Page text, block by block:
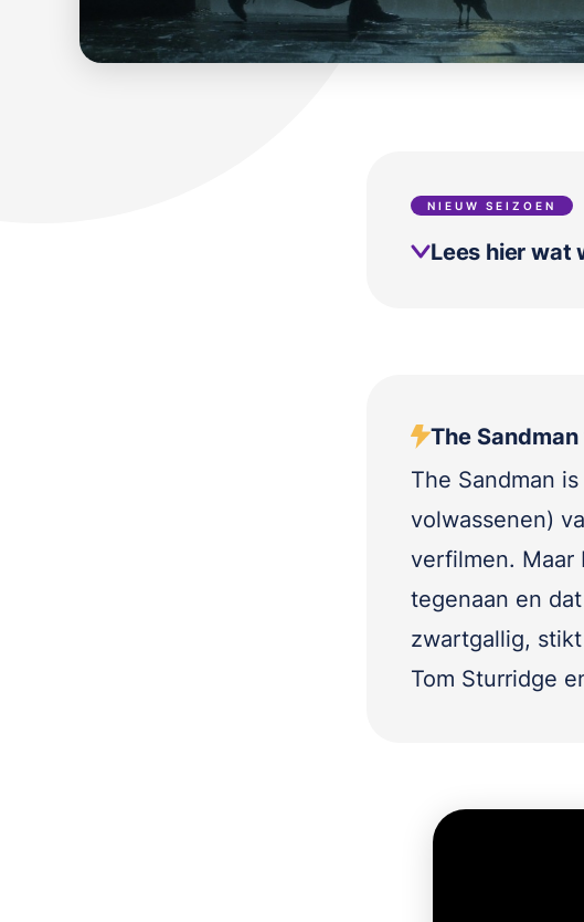
NIEUW SEIZOEN
Lees hier wat
The
The Sandman
volwassenen)
verfilmen. Maar
tegenaan en
zwartgallig,
Tom Sturridge